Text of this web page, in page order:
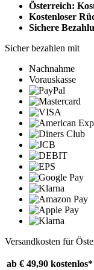
Österreich:
Kostenloser
Sichere
Sicher bezahlen mit
Nachnahme
Vorauskasse
Versandkosten für
ab € 49,90 kostenlos*